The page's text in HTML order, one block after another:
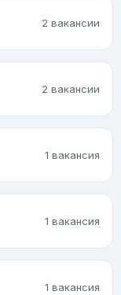
2 вакансии
2 вакансии
1 вакансия
1 вакансия
1 вакансия